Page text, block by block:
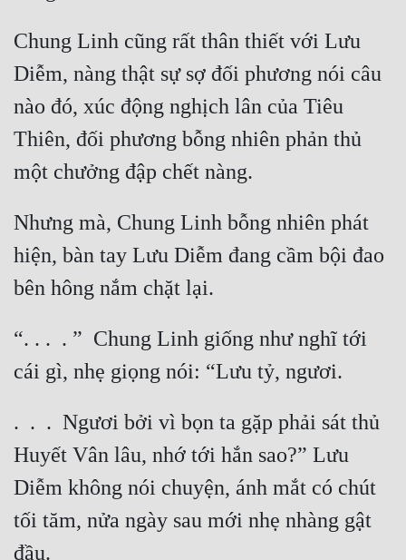
Truyện Nữ
Vô Địch Lưu
Xây Dựng Thế Lực
Đẹp Hiệp
Tính Cách Nhân Vật :
Sát Phạt Quyết Đoán
Điềm Đạm
Chung Linh cũng rất thân thiết với Lưu
Diễm, nàng thật sự sợ đối phương nói câu
nào đó, xúc động nghịch lân của Tiêu
Thiên, đối phương bỗng nhiên phản thủ
Nhưng mà, Chung Linh bỗng nhiên phát
hiện, bàn tay Lưu Diễm đang cầm bội đao
“. . .  . ”  Chung Linh giống như nghĩ tới
.  .  .  Ngươi bởi vì bọn ta gặp phải sát thủ
Huyết Vân lâu, nhớ tới hắn sao?” Lưu
Diễm không nói chuyện, ánh mắt có chút
tối tăm, nửa ngày sau mới nhẹ nhàng gật